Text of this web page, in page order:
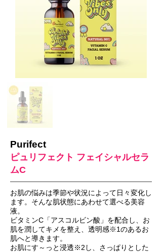
Purifect
ピュリフェクト フェイシャルセラ
ムC
お肌の悩みは季節や状況によって日々変化し
ます。そんな肌状態にあわせて選べる美容
液。
ビタミンC「アスコルビン酸」を配合し、お
肌を潤してキメを整え、透明感※1のあるお
肌へと導きます。
お肌にす～っと浸透※2し、さっぱりとした